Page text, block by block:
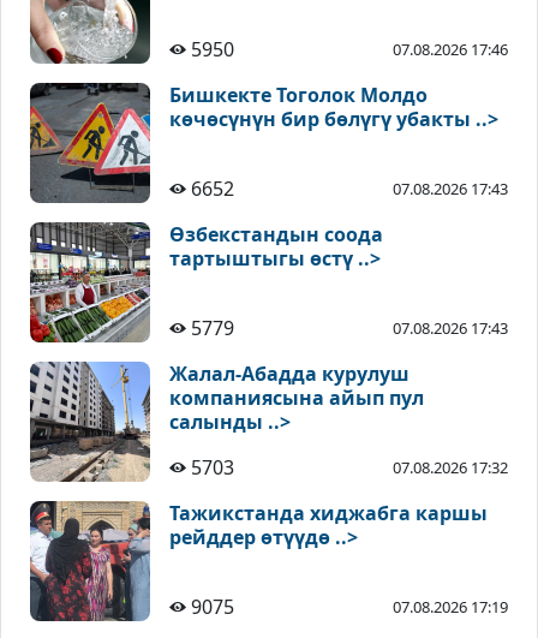
5950 07.08.2026 17:46
Бишкекте Тоголок Молдо
көчөсүнүн бир бөлүгү убакты ..>
6652 07.08.2026 17:43
Өзбекстандын соода
тартыштыгы өстү ..>
5779 07.08.2026 17:43
Жалал-Абадда курулуш
компаниясына айып пул
салынды ..>
5703
07.08.2026 17:32
Тажикстанда хиджабга каршы
рейддер өтүүдө ..>
9075 07.08.2026 17:19